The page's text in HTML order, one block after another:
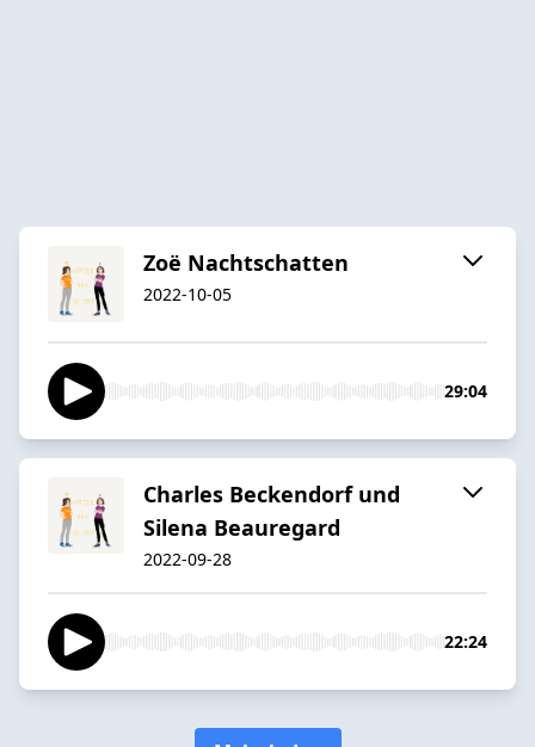
Zoë Nachtschatten
2022-10-05
29:04
Charles Beckendorf und
Silena Beauregard
2022-09-28
22:24